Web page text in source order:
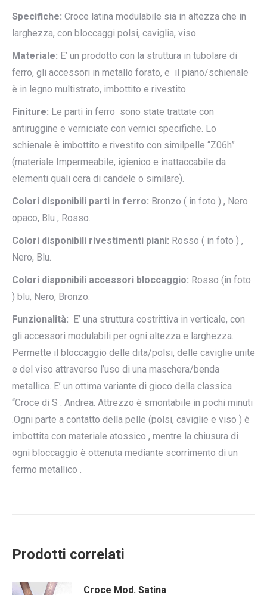
Specifiche: Croce latina modulabile sia in altezza che in
larghezza, con bloccaggi polsi, caviglia, viso.
Materiale: E’ un prodotto con la struttura in tubolare di
ferro, gli accessori in metallo forato, e il piano/schienale
è in legno multistrato, imbottito e rivestito.
Finiture: Le parti in ferro sono state trattate con
antiruggine e verniciate con vernici specifiche. Lo
schienale è imbottito e rivestito con similpelle “Z06h”
(materiale Impermeabile, igienico e inattaccabile da
elementi quali cera di candele o similare).
Colori disponibili parti in ferro: Bronzo ( in foto ) , Nero
opaco, Blu , Rosso.
Colori disponibili rivestimenti piani: Rosso ( in foto ) ,
Nero, Blu.
Colori disponibili accessori bloccaggio: Rosso (in foto
) blu, Nero, Bronzo.
Funzionalità: E’ una struttura costrittiva in verticale, con
gli accessori modulabili per ogni altezza e larghezza.
Permette il bloccaggio delle dita/polsi, delle caviglie unite
e del viso attraverso l’uso di una maschera/benda
metallica. E’ un ottima variante di gioco della classica
“Croce di S . Andrea. Attrezzo è smontabile in pochi minuti
.Ogni parte a contatto della pelle (polsi, caviglie e viso ) è
imbottita con materiale atossico , mentre la chiusura di
ogni bloccaggio è ottenuta mediante scorrimento di un
fermo metallico .
Prodotti correlati
Croce Mod. Satina